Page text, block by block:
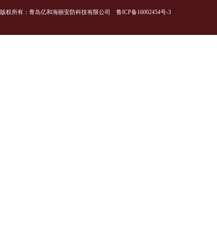
版权所有：青岛亿和海丽安防科技有限公司 鲁ICP备16002454号-3